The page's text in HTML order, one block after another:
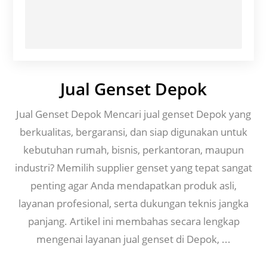
Jual Genset Depok
Jual Genset Depok Mencari jual genset Depok yang
berkualitas, bergaransi, dan siap digunakan untuk
kebutuhan rumah, bisnis, perkantoran, maupun
industri? Memilih supplier genset yang tepat sangat
penting agar Anda mendapatkan produk asli,
layanan profesional, serta dukungan teknis jangka
panjang. Artikel ini membahas secara lengkap
mengenai layanan jual genset di Depok, ...